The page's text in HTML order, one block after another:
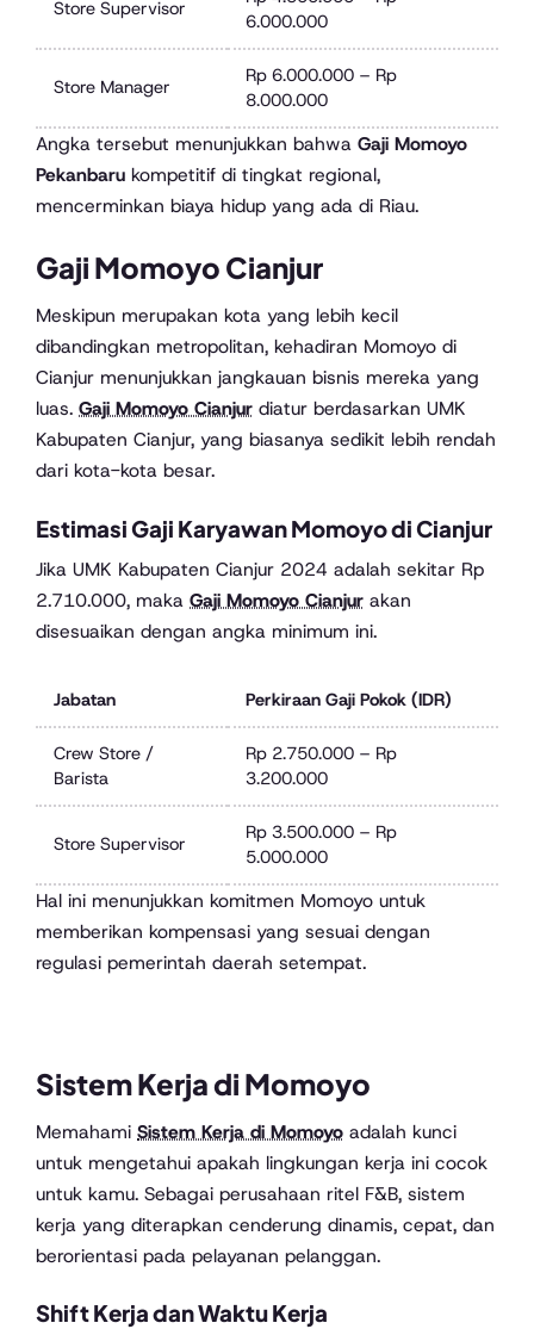
Store Supervisor
6.000.000
Store Manager
Rp 6.000.000 – Rp
8.000.000
Angka tersebut menunjukkan bahwa Gaji Momoyo
Pekanbaru kompetitif di tingkat regional,
mencerminkan biaya hidup yang ada di Riau.
Gaji Momoyo Cianjur
Meskipun merupakan kota yang lebih kecil
dibandingkan metropolitan, kehadiran Momoyo di
Cianjur menunjukkan jangkauan bisnis mereka yang
luas. Gaji Momoyo Cianjur diatur berdasarkan UMK
Kabupaten Cianjur, yang biasanya sedikit lebih rendah
dari kota-kota besar.
Estimasi Gaji Karyawan Momoyo di Cianjur
Jika UMK Kabupaten Cianjur 2024 adalah sekitar Rp
2.710.000, maka Gaji Momoyo Cianjur akan
disesuaikan dengan angka minimum ini.
Jabatan Perkiraan Gaji Pokok (IDR)
Crew Store /
Barista
Rp 2.750.000 – Rp
3.200.000
Store Supervisor
Rp 3.500.000 – Rp
5.000.000
Hal ini menunjukkan komitmen Momoyo untuk
memberikan kompensasi yang sesuai dengan
regulasi pemerintah daerah setempat.
Sistem Kerja di Momoyo
Memahami Sistem Kerja di Momoyo adalah kunci
untuk mengetahui apakah lingkungan kerja ini cocok
untuk kamu. Sebagai perusahaan ritel F&B, sistem
kerja yang diterapkan cenderung dinamis, cepat, dan
berorientasi pada pelayanan pelanggan.
Shift Kerja dan Waktu Kerja